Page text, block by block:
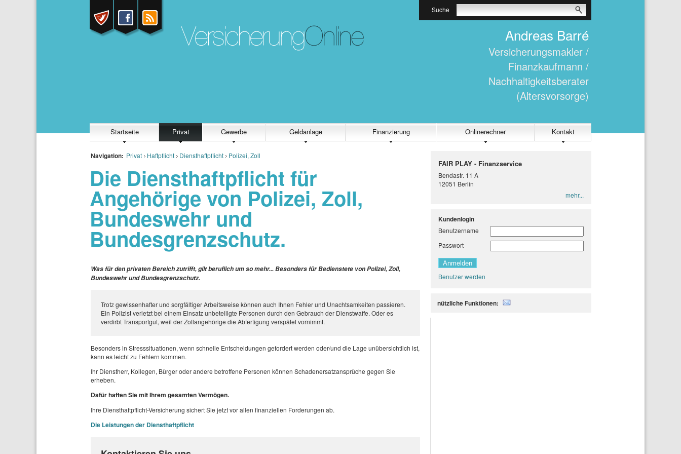
Suche
Andreas Barré
Versicherungsmakler /
Finanzkaufmann /
Nachhaltigkeitsberater
(Altersvorsorge)
Startseite Privat Gewerbe Geldanlage Finanzierung Onlinerechner Kontakt
Navigation: Privat Haftpflicht Diensthaftpflicht Polizei, Zoll
Die Diensthaftpflicht für
Angehörige von Polizei, Zoll,
Bundeswehr und
Bundesgrenzschutz.
Was für den privaten Bereich zutrifft, gilt beruflich um so mehr... Besonders für Bedienstete von Polizei, Zoll,
Bundeswehr und Bundesgrenzschutz.
Trotz gewissenhafter und sorgfältiger Arbeitsweise können auch Ihnen Fehler und Unachtsamkeiten passieren.
Ein Polizist verletzt bei einem Einsatz unbeteiligte Personen durch den Gebrauch der Dienstwaffe. Oder es
verdirbt Transportgut, weil der Zollangehörige die Abfertigung verspätet vornimmt.
Besonders in Stresssituationen, wenn schnelle Entscheidungen gefordert werden oder/und die Lage unübersichtlich ist,
kann es leicht zu Fehlern kommen.
Ihr Dienstherr, Kollegen, Bürger oder andere betroffene Personen können Schadenersatzansprüche gegen Sie
erheben.
Dafür haften Sie mit Ihrem gesamten Vermögen.
Ihre Diensthaftpflicht-Versicherung sichert Sie jetzt vor allen finanziellen Forderungen ab.
Die Leistungen der Diensthaftpflicht
FAIR PLAY - Finanzservice
Bendastr. 11 A
12051 Berlin
mehr...
Kundenlogin
Benutzername
Passwort
Benutzer werden
nützliche Funktionen: